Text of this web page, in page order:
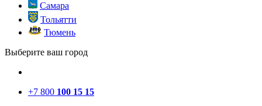
Самара
Тольятти
Тюмень
Выберите ваш город
+7 800 100 15 15